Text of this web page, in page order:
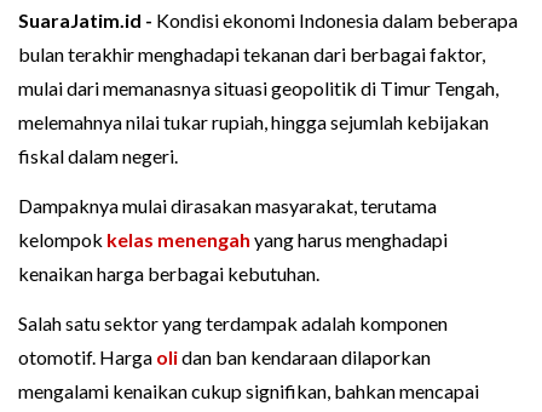
SuaraJatim.id - Kondisi ekonomi Indonesia dalam beberapa
bulan terakhir menghadapi tekanan dari berbagai faktor,
mulai dari memanasnya situasi geopolitik di Timur Tengah,
melemahnya nilai tukar rupiah, hingga sejumlah kebijakan
fiskal dalam negeri.
Dampaknya mulai dirasakan masyarakat, terutama
kelompok kelas menengah yang harus menghadapi
kenaikan harga berbagai kebutuhan.
Salah satu sektor yang terdampak adalah komponen
otomotif. Harga olidan ban kendaraan dilaporkan
mengalami kenaikan cukup signifikan, bahkan mencapai